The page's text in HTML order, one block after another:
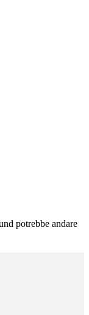
potrebbe andare